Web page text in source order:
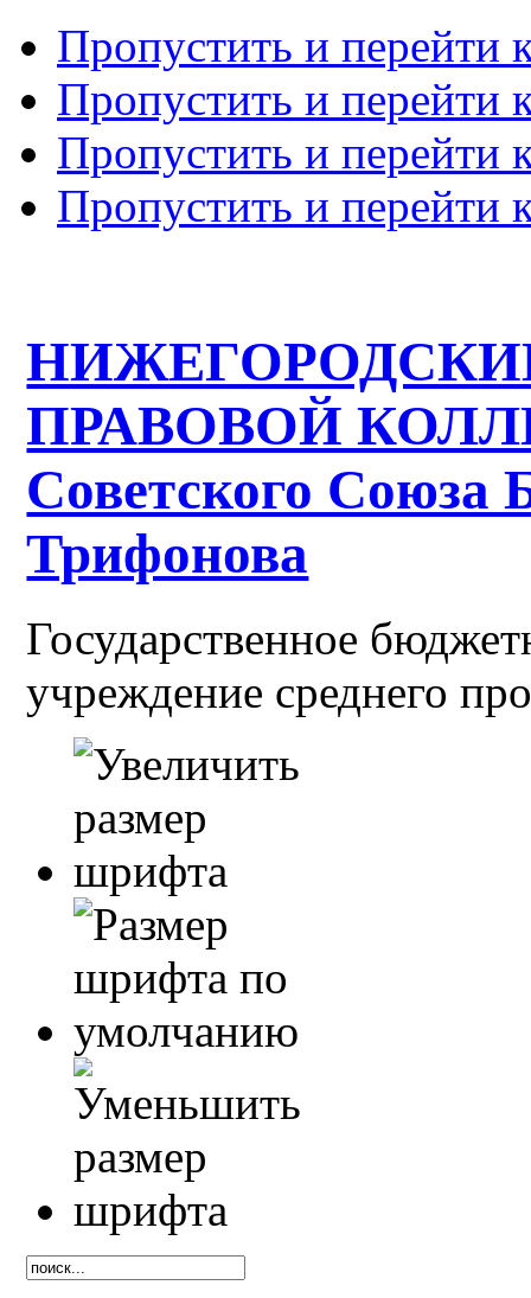
Пропустить и перейти
Пропустить и перейти
Пропустить и перейти
Пропустить и перейти
ПРАВОВОЙ
Советского Союза
Трифонова
Государственное
учреждение среднего